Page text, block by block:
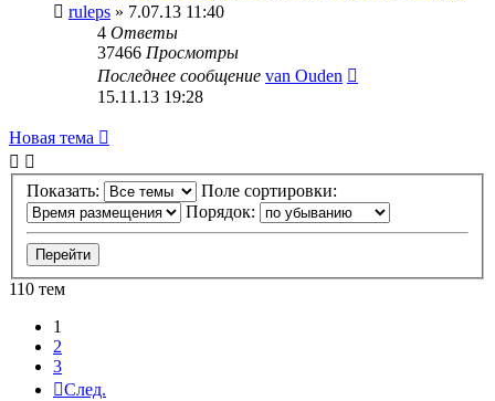
ruleps » 7.07.13 11:40
4 Ответы
37466 Просмотры
Последнее сообщение van Ouden
15.11.13 19:28
Новая тема
Показать:
Поле сортировки:
Порядок:
110 тем
1
2
3
След.